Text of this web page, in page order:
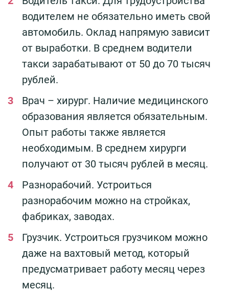
водителем не обязательно иметь свой
автомобиль. Оклад напрямую зависит
от выработки. В среднем водители
такси зарабатывают от 50 до 70 тысяч
рублей.
Врач – хирург. Наличие медицинского
образования является обязательным.
Опыт работы также является
необходимым. В среднем хирурги
получают от 30 тысяч рублей в месяц.
Разнорабочий. Устроиться
разнорабочим можно на стройках,
фабриках, заводах.
Грузчик. Устроиться грузчиком можно
даже на вахтовый метод, который
предусматривает работу месяц через
месяц.